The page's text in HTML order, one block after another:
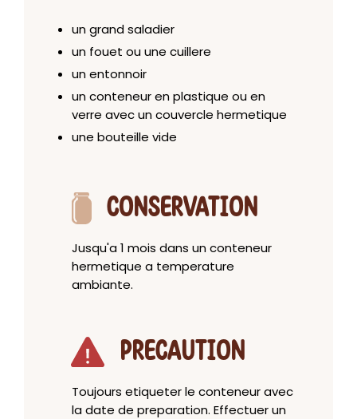
un grand saladier
un fouet ou une cuillere
un entonnoir
un conteneur en plastique ou en
verre avec un couvercle hermetique
une bouteille vide
CONSERVATION
Jusqu'a 1 mois dans un conteneur
hermetique a temperature
ambiante.
PRECAUTION
Toujours etiqueter le conteneur avec
la date de preparation. Effectuer un